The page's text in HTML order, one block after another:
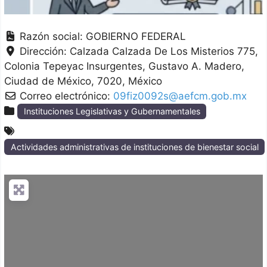
Razón social: GOBIERNO FEDERAL
Dirección: Calzada Calzada De Los Misterios 775,
Colonia Tepeyac Insurgentes Gustavo A. Madero
Ciudad de México 7020 México
Correo electrónico: 09fiz0092s@aefcm.gob.mx
Instituciones Legislativas y Gubernamentales
Actividades administrativas de instituciones de bienestar social